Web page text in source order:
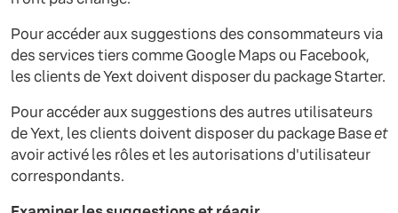
Pour accéder aux suggestions des consommateurs via
des services tiers comme Google Maps ou Facebook,
les clients de Yext doivent disposer du package Starter.
Pour accéder aux suggestions des autres utilisateurs
de Yext, les clients doivent disposer du package Baseet
avoir activé les rôles et les autorisations d'utilisateur
correspondants.